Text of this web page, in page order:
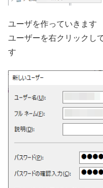
ユーザを作っていきます
ユーザーを右クリックし
す